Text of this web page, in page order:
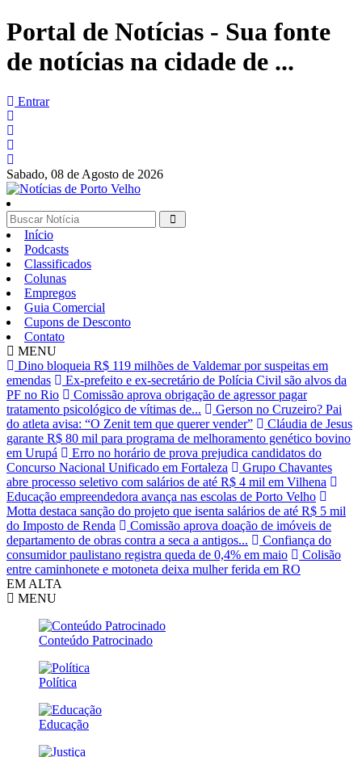
Portal de Notícias - Sua fonte
de notícias na cidade de ...
Entrar
Sabado, 08 de Agosto de 2026
Início
Podcasts
Classificados
Colunas
Empregos
Guia Comercial
Cupons de Desconto
Contato
MENU
Dino bloqueia R$ 119 milhões de Valdemar por suspeitas em
emendas
Ex-prefeito e ex-secretário de Polícia Civil são alvos da
PF no Rio
Comissão aprova obrigação de agressor pagar
tratamento psicológico de vítimas de...
Gerson no Cruzeiro? Pai
do atleta avisa: “O Zenit tem que querer vender”
Cláudia de Jesus
garante R$ 80 mil para programa de melhoramento genético bovino
em Urupá
Erro no horário de prova prejudica candidatos do
Concurso Nacional Unificado em Fortaleza
Grupo Chavantes
abre processo seletivo com salários de até R$ 4 mil em Vilhena
Educação empreendedora avança nas escolas de Porto Velho
Motta destaca sanção do projeto que isenta salários de até R$ 5 mil
do Imposto de Renda
Comissão aprova doação de imóveis de
departamento de obras contra a seca a antigos...
Confiança do
consumidor paulistano registra queda de 0,4% em maio
Colisão
entre caminhonete e motoneta deixa mulher ferida em RO
EM ALTA
MENU
Conteúdo Patrocinado
Política
Educação